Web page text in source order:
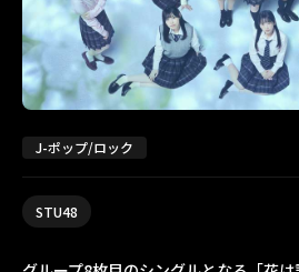
J-ポップ/ロック
STU48